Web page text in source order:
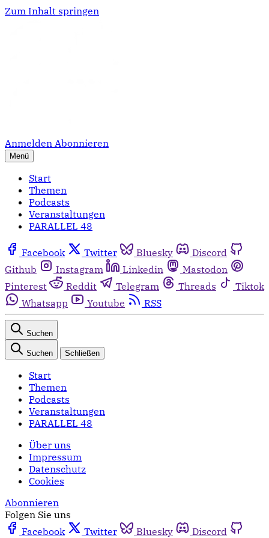
Zum Inhalt springen
Anmelden Abonnieren
Menü
Start
Themen
Podcasts
Veranstaltungen
PARALLEL 48
Facebook Twitter Bluesky
Discord
Github
Instagram Linkedin
Mastodon
Pinterest
Reddit Telegram Threads
Tiktok
Whatsapp
Youtube RSS
Suchen
Suchen Schließen
Start
Themen
Podcasts
Veranstaltungen
PARALLEL 48
Über uns
Impressum
Datenschutz
Cookies
Abonnieren
Folgen Sie uns
Facebook
Twitter Bluesky
Discord